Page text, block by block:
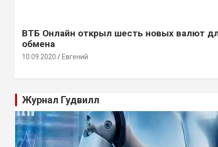
ВТБ Онлайн открыл шесть новых валют
обмена
10.09.2020 Евгений
Журнал Гудвилл